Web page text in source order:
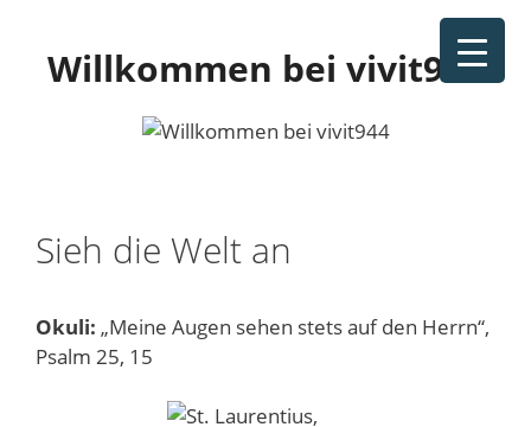
springenWillkommen bei vivit944
Sieh die Welt an
Okuli: „Meine Augen sehen stets auf den Herrn“,
Psalm 25, 15